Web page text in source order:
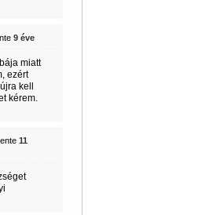
9 éve
miatt
ezért
kell
kérem.
11